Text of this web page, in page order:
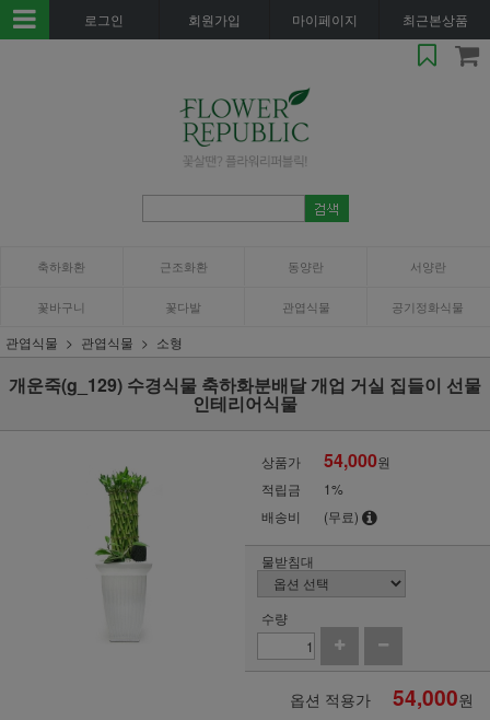
로그인 회원가입 마이페이지 최근본상품
축하화환 근조화환 동양란 서양란
꽃바구니 꽃다발 관엽식물 공기정화식물
관엽식물 관엽식물 소형
개운죽(g_129) 수경식물 축하화분배달 개업 거실 집들이 선물
인테리어식물
상품가 54,000원
적립금
1%
배송비
(무료)
물받침대
수량
옵션 적용가 54,000원